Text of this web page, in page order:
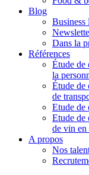
Blog
Business
Dans la
Références
Étude de
la
Étude de
de
Etude de
Etude de
de vin en
A propos
Nos